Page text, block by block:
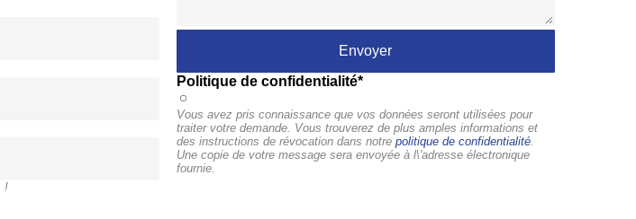
!
Politique de confidentialité*
Vous avez pris connaissance que vos données seront utilisées pour
traiter votre demande. Vous trouverez de plus amples informations et
des instructions de révocation dans notre politique de confidentialité.
Une copie de votre message sera envoyée à l\'adresse électronique
fournie.